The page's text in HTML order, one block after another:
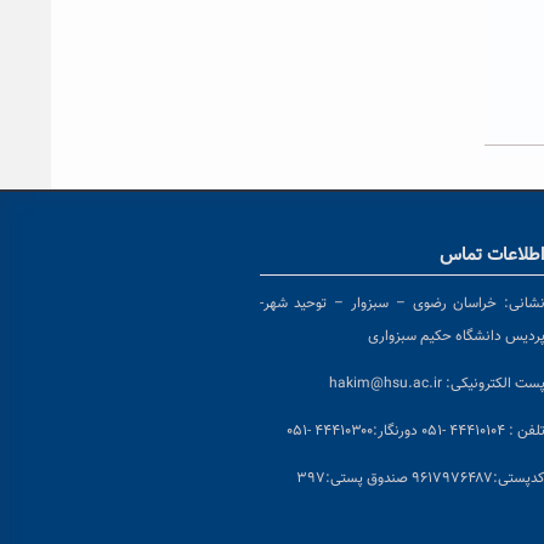
اطلاعات تماس
نشانی: خراسان رضوی – سبزوار – توحید شهر-
پردیس دانشگاه حکیم سبزواری
پست الکترونیکی: hakim@hsu.ac.ir
تلفن : ۴۴۴۱۰۱۰۴ -۰۵۱ دورنگار:۴۴۴۱۰۳۰۰ -۰۵۱
کدپستی:۹۶۱۷۹۷۶۴۸۷ صندوق پستی:۳۹۷